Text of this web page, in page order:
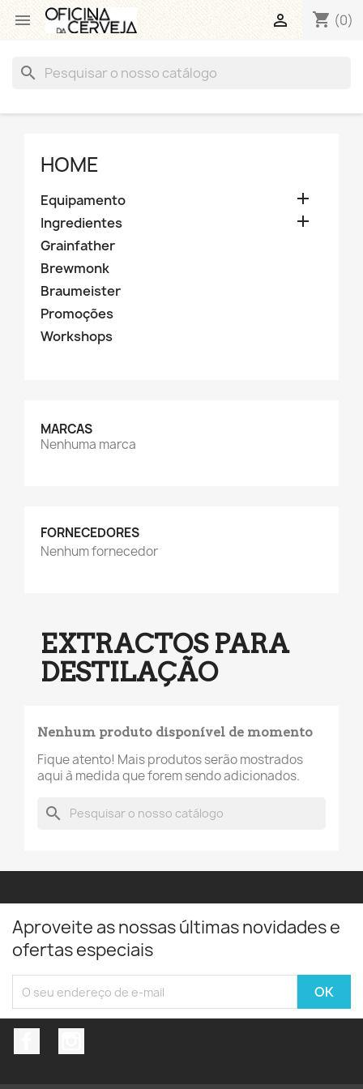
 shopping_cart (0)

search
HOME
Equipamento 
Ingredientes 
Grainfather
Brewmonk
Braumeister
Promoções
Workshops
MARCAS
Nenhuma marca
FORNECEDORES
Nenhum fornecedor
EXTRACTOS PARA
DESTILAÇÃO
Nenhum produto disponível de momento
Fique atento! Mais produtos serão mostrados
aqui à medida que forem sendo adicionados.
search
Aproveite as nossas últimas novidades e
ofertas especiais